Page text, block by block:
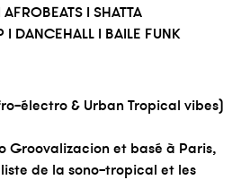
I SHATTA
DANCEHALL I BAILE FUNK
électro & Urban Tropical vibes)
Groovalizacion et basé à Paris,
de la sono-tropical et les